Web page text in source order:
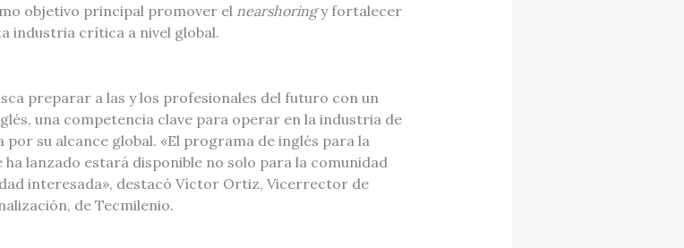
objetivo principal promover el nearshoringy fortalecer
industria crítica a nivel global.
preparar a las y los profesionales del futuro con un
una competencia clave para operar en la industria de
su alcance global. «El programa de inglés para la
lanzado estará disponible no solo para la comunidad
interesada», destacó Víctor Ortiz, Vicerrector de
de Tecmilenio.